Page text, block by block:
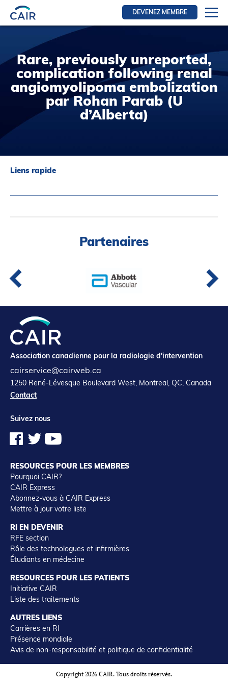
DEVENEZ MEMBRE
Se connecter
Ressources pour les membres
FRI Section
RFE Section
Ressources pour les patients
Contact
COVID-19
English
Rare, previously unreported,
complication following renal
angiomyolipoma embolization
par Rohan Parab (U
d’Alberta)
Liens rapide
Partenaires
Association canadienne pour la radiologie d'intervention
cairservice@cairweb.ca
1250 René-Lévesque Boulevard West, Montreal, QC, Canada
Contact
Suivez nous
RESOURCES POUR LES MEMBRES
Pourquoi CAIR?
CAIR Express
Abonnez-vous à CAIR Express
Mettre à jour votre liste
RI EN DEVENIR
RFE section
Rôle des technologues et infirmières
Étudiants en médecine
RESOURCES POUR LES PATIENTS
Initiative CAIR
Liste des traitements
AUTRES LIENS
Carrières en RI
Présence mondiale
Avis de non-responsabilité et politique de confidentialité
Copyright 2026 CAIR. Tous droits réservés.